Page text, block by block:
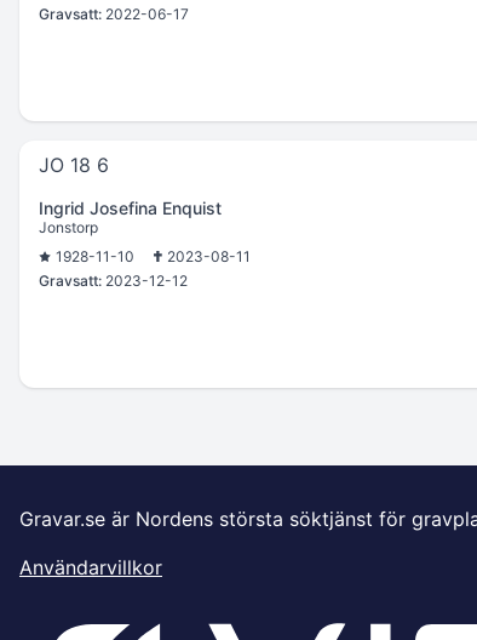
Gravsatt: 2022-06-17
JO 18 6
Ingrid Josefina Enquist
Jonstorp
1928-11-10
2023-08-11
Gravsatt: 2023-12-12
Gravar.se är Nordens största söktjänst för
Användarvillkor